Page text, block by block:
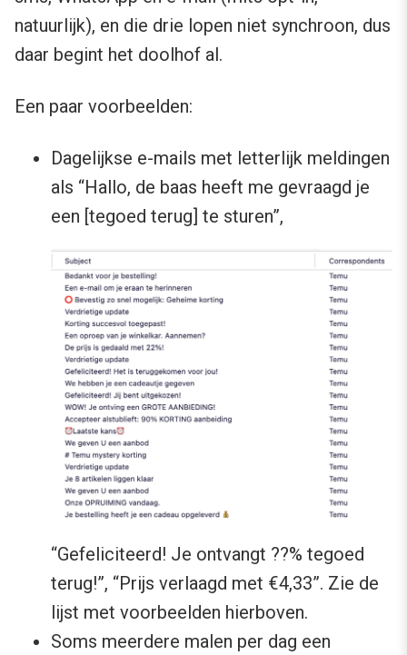
natuurlijk), en die drie lopen niet synchroon, dus
daar begint het doolhof al.
Een paar voorbeelden:
Dagelijkse e-mails met letterlijk meldingen
als “Hallo, de baas heeft me gevraagd je
een [tegoed terug] te sturen”,
“Gefeliciteerd! Je ontvangt ??% tegoed
terug!”, “Prijs verlaagd met €4,33”. Zie de
lijst met voorbeelden hierboven.
Soms meerdere malen per dag een